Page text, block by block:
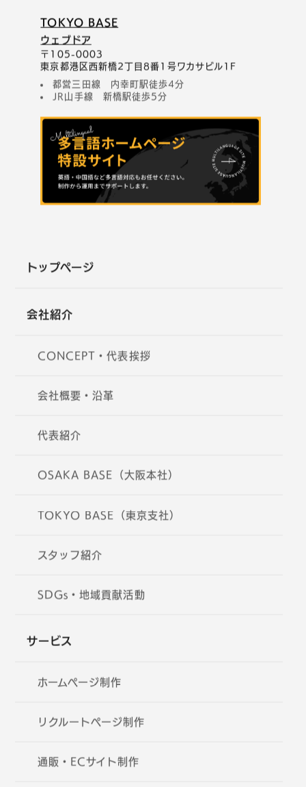
TOKYO BASE
ウェブドア
〒105-0003
東京都港区西新橋2丁目8番1号ワカサビル1F
都営三田線 内幸町駅徒歩4分
JR山手線 新橋駅徒歩5分
トップページ
会社紹介
CONCEPT・代表挨拶
会社概要・沿革
代表紹介
OSAKA BASE（大阪本社）
TOKYO BASE（東京支社）
スタッフ紹介
SDGs・地域貢献活動
サービス
ホームページ制作
リクルートページ制作
通販・ECサイト制作